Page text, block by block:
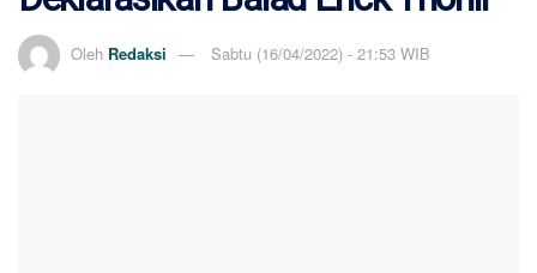
Oleh Redaksi Sabtu (16/04/2022) - 21:53 WIB